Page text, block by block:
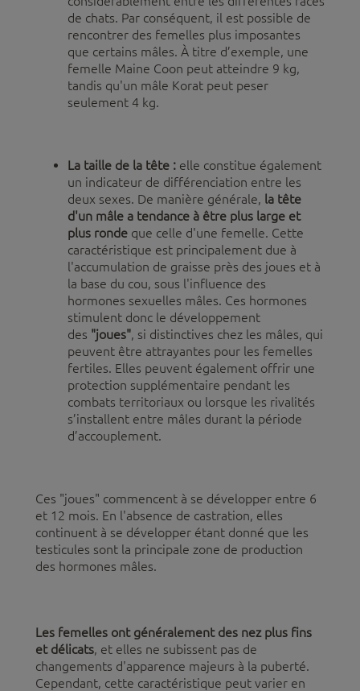
de chats. Par conséquent, il est possible de
rencontrer des femelles plus imposantes
que certains mâles. À titre d’exemple, une
femelle Maine Coon peut atteindre 9 kg,
tandis qu'un mâle Korat peut peser
seulement 4 kg.
La taille de la tête : elle constitue également
un indicateur de différenciation entre les
deux sexes. De manière générale, la tête
d'un mâle a tendance à être plus large et
plus ronde que celle d'une femelle. Cette
caractéristique est principalement due à
l'accumulation de graisse près des joues et à
la base du cou, sous l'influence des
hormones sexuelles mâles. Ces hormones
stimulent donc le développement
des "joues", si distinctives chez les mâles, qui
peuvent être attrayantes pour les femelles
fertiles. Elles peuvent également offrir une
protection supplémentaire pendant les
combats territoriaux ou lorsque les rivalités
s’installent entre mâles durant la période
d’accouplement.
Ces "joues" commencent à se développer entre 6
et 12 mois. En l'absence de castration, elles
continuent à se développer étant donné que les
testicules sont la principale zone de production
des hormones mâles.
Les femelles ont généralement des nez plus fins
et délicats, et elles ne subissent pas de
changements d'apparence majeurs à la puberté.
Cependant, cette caractéristique peut varier en